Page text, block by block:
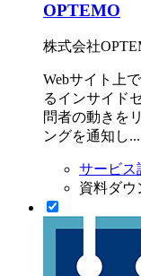
OPTEMO
株式会社
Webサイト上
るインサイド
問者の動きを
ングを通知し...
サービス
資料ダウ